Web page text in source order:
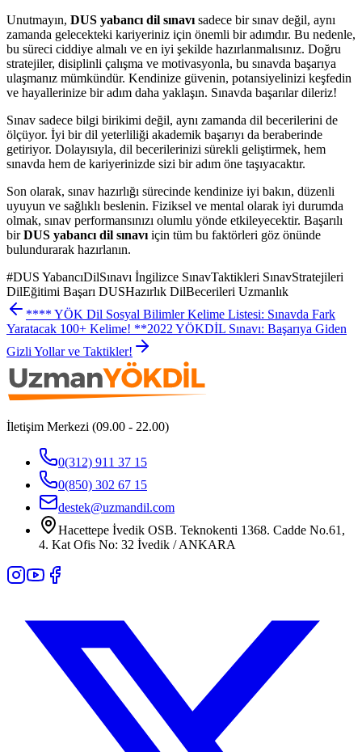
Unutmayın, DUS yabancı dil sınavı sadece bir sınav değil, aynı
zamanda gelecekteki kariyeriniz için önemli bir adımdır. Bu nedenle,
bu süreci ciddiye almalı ve en iyi şekilde hazırlanmalısınız. Doğru
stratejiler, disiplinli çalışma ve motivasyonla, bu sınavda başarıya
ulaşmanız mümkündür. Kendinize güvenin, potansiyelinizi keşfedin
ve hayallerinize bir adım daha yaklaşın. Sınavda başarılar dileriz!
Sınav sadece bilgi birikimi değil, aynı zamanda dil becerilerini de
ölçüyor. İyi bir dil yeterliliği akademik başarıyı da beraberinde
getiriyor. Dolayısıyla, dil becerilerinizi sürekli geliştirmek, hem
sınavda hem de kariyerinizde sizi bir adım öne taşıyacaktır.
Son olarak, sınav hazırlığı sürecinde kendinize iyi bakın, düzenli
uyuyun ve sağlıklı beslenin. Fiziksel ve mental olarak iyi durumda
olmak, sınav performansınızı olumlu yönde etkileyecektir. Başarılı
birDUS yabancı dil sınavı için tüm bu faktörleri göz önünde
bulundurarak hazırlanın.
#DUS YabancıDilSınavı İngilizce SınavTaktikleri SınavStratejileri
DilEğitimi Başarı DUSHazırlık DilBecerileri Uzmanlık
**** YÖK Dil Sosyal Bilimler Kelime Listesi: Sınavda Fark
Yaratacak 100+ Kelime! **2022 YÖKDİL Sınavı: Başarıya Giden
Gizli Yollar ve Taktikler!
İletişim Merkezi (09.00 - 22.00)
0(312) 911 37 15
0(850) 302 67 15
destek@uzmandil.com
Hacettepe İvedik OSB. Teknokenti 1368. Cadde No.61,
4. Kat Ofis No: 32 İvedik / ANKARA